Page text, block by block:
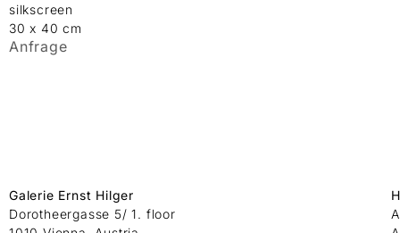
silkscreen
30 x 40 cm
Anfrage
Galerie Ernst Hilger
Dorotheergasse 5/ 1. floor